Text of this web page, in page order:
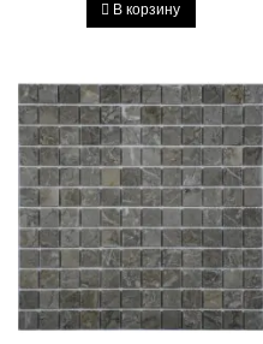
В корзину